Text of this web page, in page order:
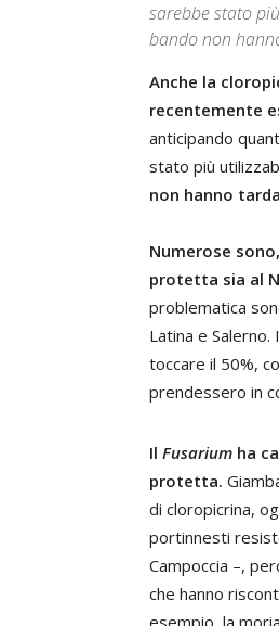
sarebbe stato
bando non
Anche la
recentemente
anticipando
stato più
non hanno
Numerose
protetta sia al
problematica
Latina e
toccare il 50%,
prendessero in
Il Fusarium ha
protetta.
di cloropicrina,
portinnesti
Campoccia –,
che hanno
esempio, la